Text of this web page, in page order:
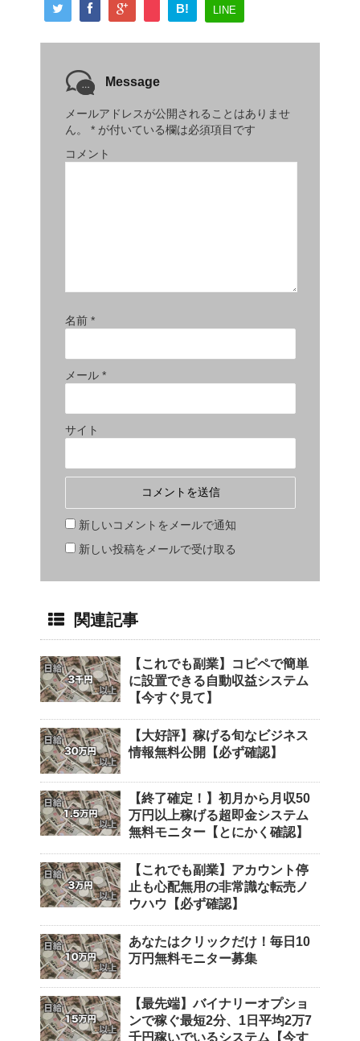
B! LINE
Message
メールアドレスが公開されることはありませ
ん。
* が付いている欄は必須項目です
コメント
名前 *
メール *
サイト
新しいコメントをメールで通知
新しい投稿をメールで受け取る
関連記事
【これでも副業】コピペで簡単
に設置できる自動収益システム
【今すぐ見て】
【大好評】稼げる旬なビジネス
情報無料公開【必ず確認】
【終了確定！】初月から月収50
万円以上稼げる超即金システム
無料モニター【とにかく確認】
【これでも副業】アカウント停
止も心配無用の非常識な転売ノ
ウハウ【必ず確認】
あなたはクリックだけ！毎日10
万円無料モニター募集
【最先端】バイナリーオプショ
ンで稼ぐ最短2分、1日平均2万7
千円稼いでいるシステム【今す